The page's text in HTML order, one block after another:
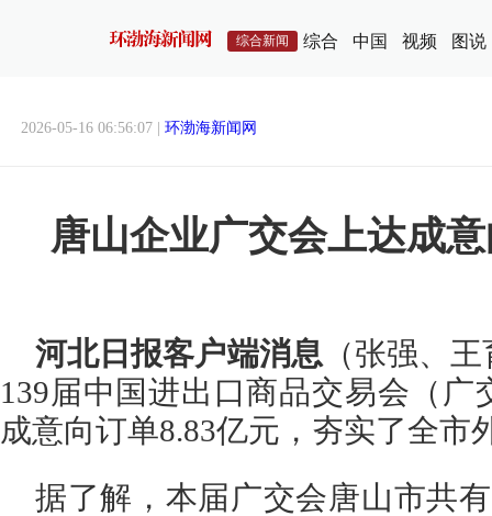
综合新闻 综合 中国 视频 图说
2026-05-16 06:56:07 | 环渤海新闻网
唐山企业广交会上达成
河北日报客户端消息 （张强、
139届中国进出口商品交易会（广
成意向订单8.83亿元，夯实了全市
据了解，本届广交会唐山市共